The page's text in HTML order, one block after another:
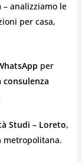
– analizziamo le
per casa,
per
Studi – Loreto,
metropolitana.